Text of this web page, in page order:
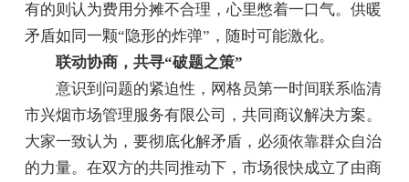
有的则认为费用分摊不合理，心里憋着一口气。供暖
矛盾如同一颗“隐形的炸弹”，随时可能激化。
联动协商，共寻“破题之策”
意识到问题的紧迫性，网格员第一时间联系临清
市兴烟市场管理服务有限公司，共同商议解决方案。
大家一致认为，要彻底化解矛盾，必须依靠群众自治
的力量。在双方的共同推动下，市场很快成立了由商